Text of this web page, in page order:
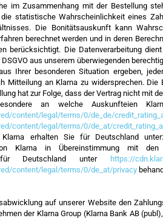
im Zusammenhang mit der Bestellung
statistische Wahrscheinlichkeit eines
Die Bonitätsauskunft kann
berechnet werden und in deren
berücksichtigt. Die Datenverarbeitung
aus unserem überwiegenden
Ihrer besonderen Situation ergeben,
Mitteilung an Klarna zu widersprechen.
hat zur Folge, dass der Vertrag nicht mit
an welche Auskunfteien
content/legal/terms/0/de_de/
content/legal/terms/0/de_at/
Klarna erhalten Sie für Deutschland
Klarna in Übereinstimmung mit
für Deutschland unter
https://
content/legal/terms/0/de_at/privacy
auf unserer Website den
der Klarna Group (Klarna Bank AB